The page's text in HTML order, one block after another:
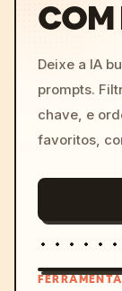
Deixe a IA
prompts.
chave, e
favoritos,